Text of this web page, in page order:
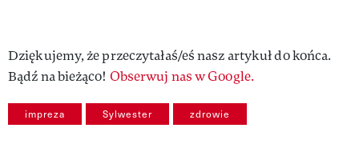
Dziękujemy, że przeczytałaś/eś nasz artykuł do końca.
Bądź na bieżąco! Obserwuj nas w Google.
impreza Sylwester zdrowie